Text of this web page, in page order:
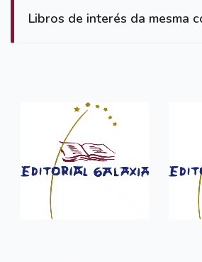
Libros de interés da mesma